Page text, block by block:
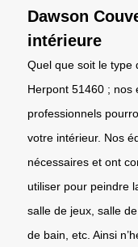
Dawson
intérieure
Quel que soit le type
Herpont 51460 ; nos
professionnels
votre intérieur. Nos
nécessaires et ont
utiliser pour peindre
salle de jeux, salle
de bain, etc. Ainsi